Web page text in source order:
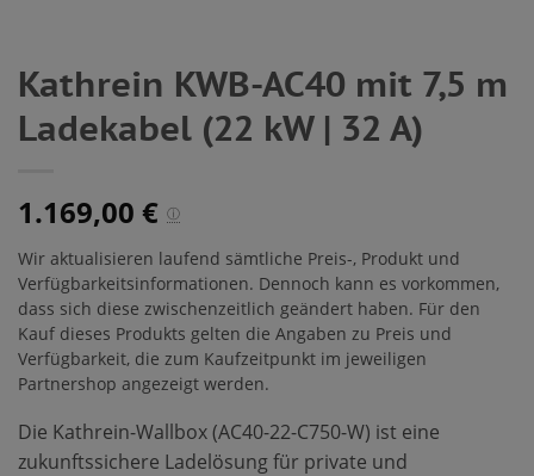
Kathrein KWB-AC40 mit 7,5 m
Ladekabel (22 kW | 32 A)
1.169,00 € ⓘ
Wir aktualisieren laufend sämtliche Preis-, Produkt und
Verfügbarkeitsinformationen. Dennoch kann es vorkommen,
dass sich diese zwischenzeitlich geändert haben. Für den
Kauf dieses Produkts gelten die Angaben zu Preis und
Verfügbarkeit, die zum Kaufzeitpunkt im jeweiligen
Partnershop angezeigt werden.
Die Kathrein-Wallbox (AC40-22-C750-W) ist eine
zukunftssichere Ladelösung für private und